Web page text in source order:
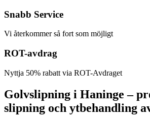
Snabb Service
Vi återkommer så fort som möjligt
ROT-avdrag
Nyttja 50% rabatt via ROT-Avdraget
Golvslipning i Haninge –
slipning och ytbehandling